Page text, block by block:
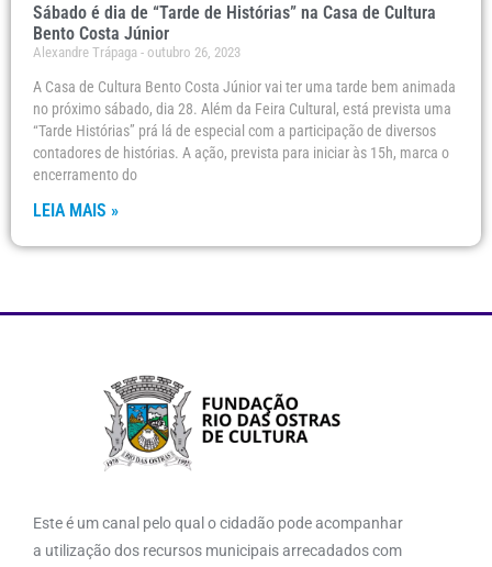
Sábado é dia de “Tarde de Histórias” na Casa de Cultura
Bento Costa Júnior
Alexandre Trápaga outubro 26, 2023
A Casa de Cultura Bento Costa Júnior vai ter uma tarde bem animada
no próximo sábado, dia 28. Além da Feira Cultural, está prevista uma
“Tarde Histórias” prá lá de especial com a participação de diversos
contadores de histórias. A ação, prevista para iniciar às 15h, marca o
encerramento do
LEIA MAIS »
Este é um canal pelo qual o cidadão pode acompanhar
a utilização dos recursos municipais arrecadados com